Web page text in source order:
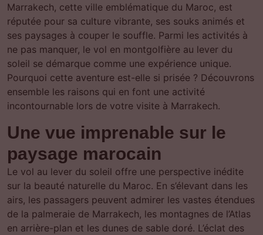
Marrakech, cette ville emblématique du Maroc, est
réputée pour sa culture vibrante, ses souks animés et
ses paysages à couper le souffle. Parmi les activités à
ne pas manquer, le vol en montgolfière au lever du
soleil se démarque comme une expérience unique.
Pourquoi cette aventure est-elle si prisée ? Découvrons
ensemble les raisons qui en font une activité
incontournable lors de votre visite à Marrakech.
Une vue imprenable sur le
paysage marocain
Le vol au lever du soleil offre une perspective inédite
sur la beauté naturelle du Maroc. En s’élevant dans les
airs, les passagers peuvent admirer les vastes étendues
de la palmeraie de Marrakech, les montagnes de l’Atlas
en arrière-plan et les dunes de sable doré. L’éclat des